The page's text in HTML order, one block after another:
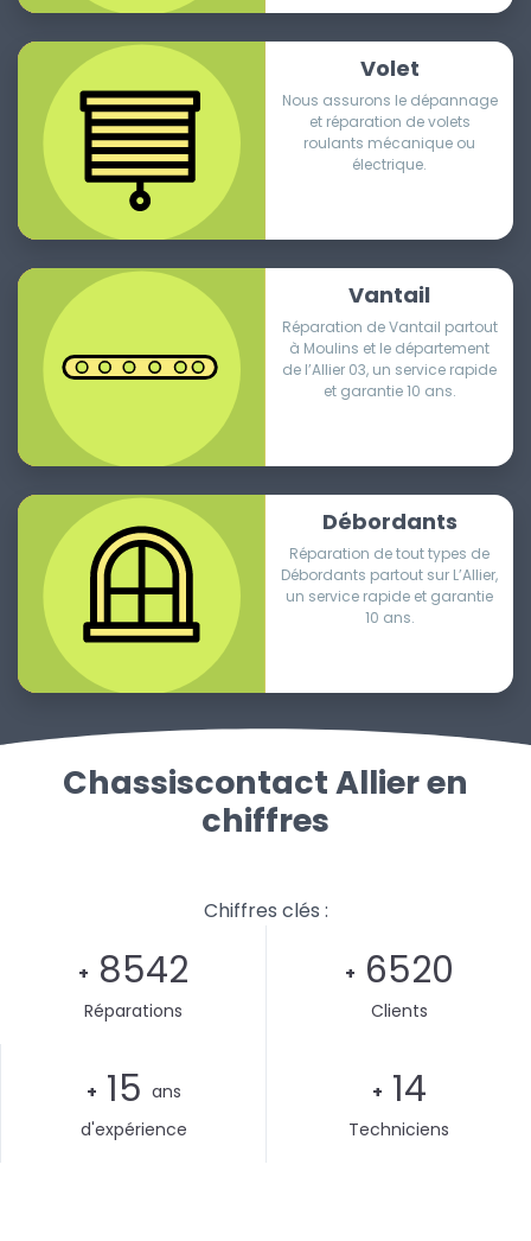
Volet
Nous assurons le dépannage
et réparation de volets
roulants mécanique ou
électrique.
Vantail
Réparation de Vantail partout
à Moulins et le département
de l’Allier 03, un service rapide
et garantie 10 ans.
Débordants
Réparation de tout types de
Débordants partout sur L’Allier,
un service rapide et garantie
10 ans.
Chassiscontact Allier en
chiffres
Chiffres clés :
+ 8542
Réparations
+ 6520
Clients
+ 15 ans
d'expérience
+ 14
Techniciens